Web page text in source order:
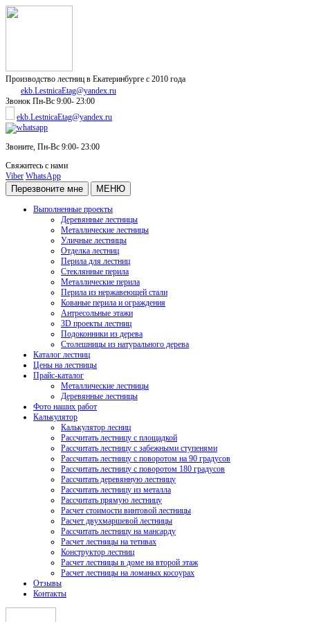
Производство лестниц в Екатеринбурге с 2010 года
ekb.LestnicaEtag@yandex.ru
Звонок Пн-Вс 9:00- 23:00
ekb.LestnicaEtag@yandex.ru
Звоните, Пн-Вс 9:00- 23:00
Свяжитесь с нами
Viber WhatsApp
Перезвоните мне МЕНЮ
Выполненные проекты
Деревянные лестницы
Металлические лестницы
Уличные лестницы
Отделка лестниц
Перила для лестниц
Стеклянные перила
Металлические перила
Перила из нержавеющей стали
Кованые перила и ограждения
Антресольные этажи
3D проекты лестниц
Подоконники из дерева
Столешницы из натурального дерева
Каталог лестниц
Цены на лестницы
Прайс-каталог
Металлические лестницы
Деревянные лестницы
Фото наших работ
Калькулятор
Калькулятор лесниц
Рассчитать лестницу с площадкой
Рассчитать лестницу с забежными ступенями
Рассчитать лестницу с поворотом на 90 градусов
Рассчитать лестницу с поворотом 180 градусов
Рассчитать деревянную лестницу
Рассчитать лестницу из металла
Рассчитать прямую лестницу
Расчет стоимости винтовой лестницы
Расчет двухмаршевой лестницы
Рассчитать лестницу на мансарду
Расчет лестницы на тетивах
Конструктор лестниц
Расчет лестницы в доме на второй этаж
Расчет лестницы на ломаных косоурах
Отзывы
Контакты